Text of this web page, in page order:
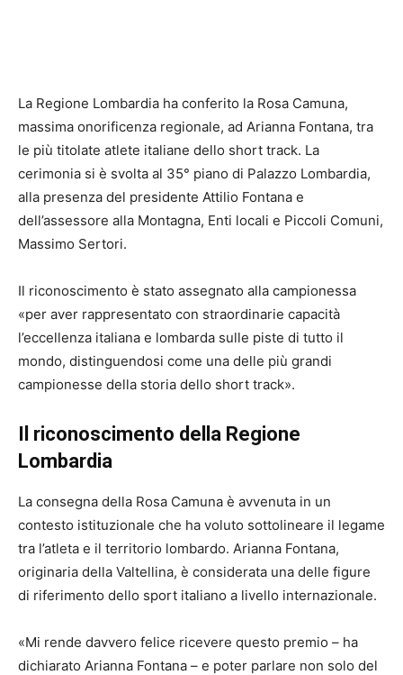
La Regione Lombardia ha conferito la Rosa Camuna,
massima onorificenza regionale, ad Arianna Fontana, tra
le più titolate atlete italiane dello short track. La
cerimonia si è svolta al 35° piano di Palazzo Lombardia,
alla presenza del presidente Attilio Fontana e
dell’assessore alla Montagna, Enti locali e Piccoli Comuni,
Massimo Sertori.
Il riconoscimento è stato assegnato alla campionessa
«per aver rappresentato con straordinarie capacità
l’eccellenza italiana e lombarda sulle piste di tutto il
mondo, distinguendosi come una delle più grandi
campionesse della storia dello short track».
Il riconoscimento della Regione
Lombardia
La consegna della Rosa Camuna è avvenuta in un
contesto istituzionale che ha voluto sottolineare il legame
tra l’atleta e il territorio lombardo. Arianna Fontana,
originaria della Valtellina, è considerata una delle figure
di riferimento dello sport italiano a livello internazionale.
«Mi rende davvero felice ricevere questo premio – ha
dichiarato Arianna Fontana – e poter parlare non solo del